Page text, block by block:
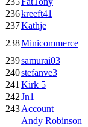
236kreeft41
237Kathje
238Minicommerce
239samurai03
240stefanve3
241Kirk 5
242Jn1
243Account
Andy Robinson